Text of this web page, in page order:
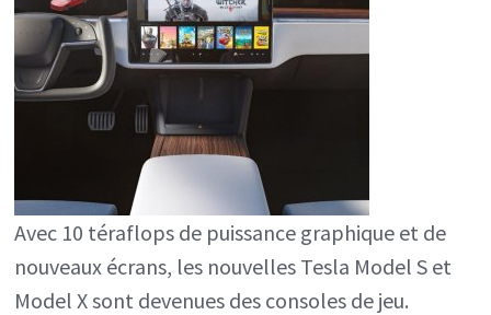
Avec 10 téraflops de puissance graphique et de
nouveaux écrans, les nouvelles Tesla Model S et
Model X sont devenues des consoles de jeu.